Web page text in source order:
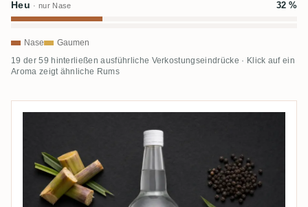
Heu · nur Nase 32 %
Nase Gaumen
19 der 59 hinterließen ausführliche Verkostungseindrücke · Klick auf ein
Aroma zeigt ähnliche Rums